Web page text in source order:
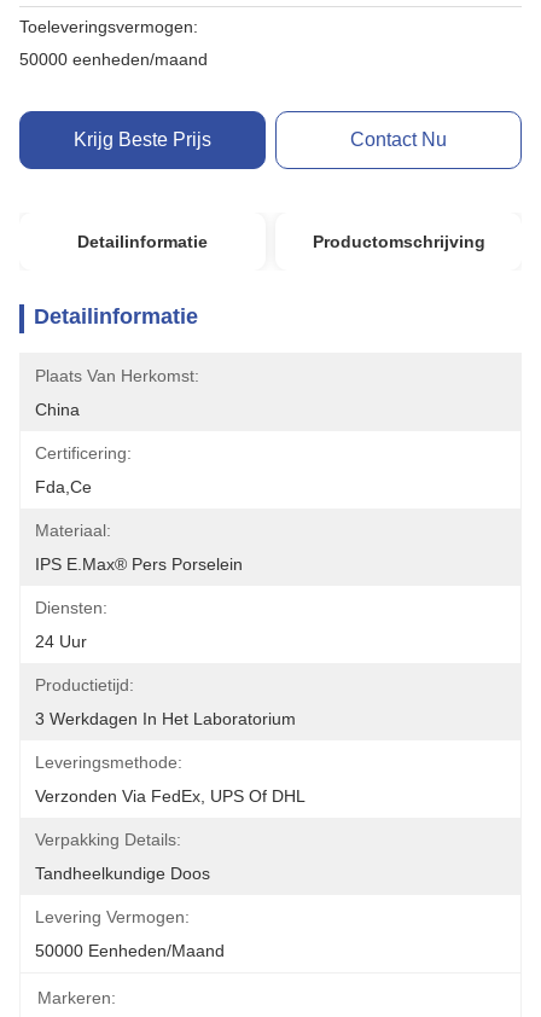
Toeleveringsvermogen:
50000 eenheden/maand
Krijg Beste Prijs Contact Nu
Detailinformatie Productomschrijving
Detailinformatie
Plaats Van Herkomst:
China
Certificering:
Fda,ce
Materiaal:
IPS E.max® Pers Porselein
Diensten:
24 Uur
Productietijd:
3 Werkdagen In Het Laboratorium
Leveringsmethode:
Verzonden Via FedEx, UPS Of DHL
Verpakking Details:
Tandheelkundige Doos
Levering Vermogen:
50000 Eenheden/maand
Markeren: